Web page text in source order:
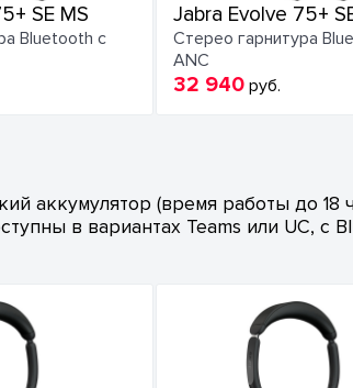
SE MS
Bluetooth с
Jabra Evolve 75+
Стерео гарнитура
ANC
32 940руб.
аккумулятор (время работы до 18
в вариантах Teams или UC, с